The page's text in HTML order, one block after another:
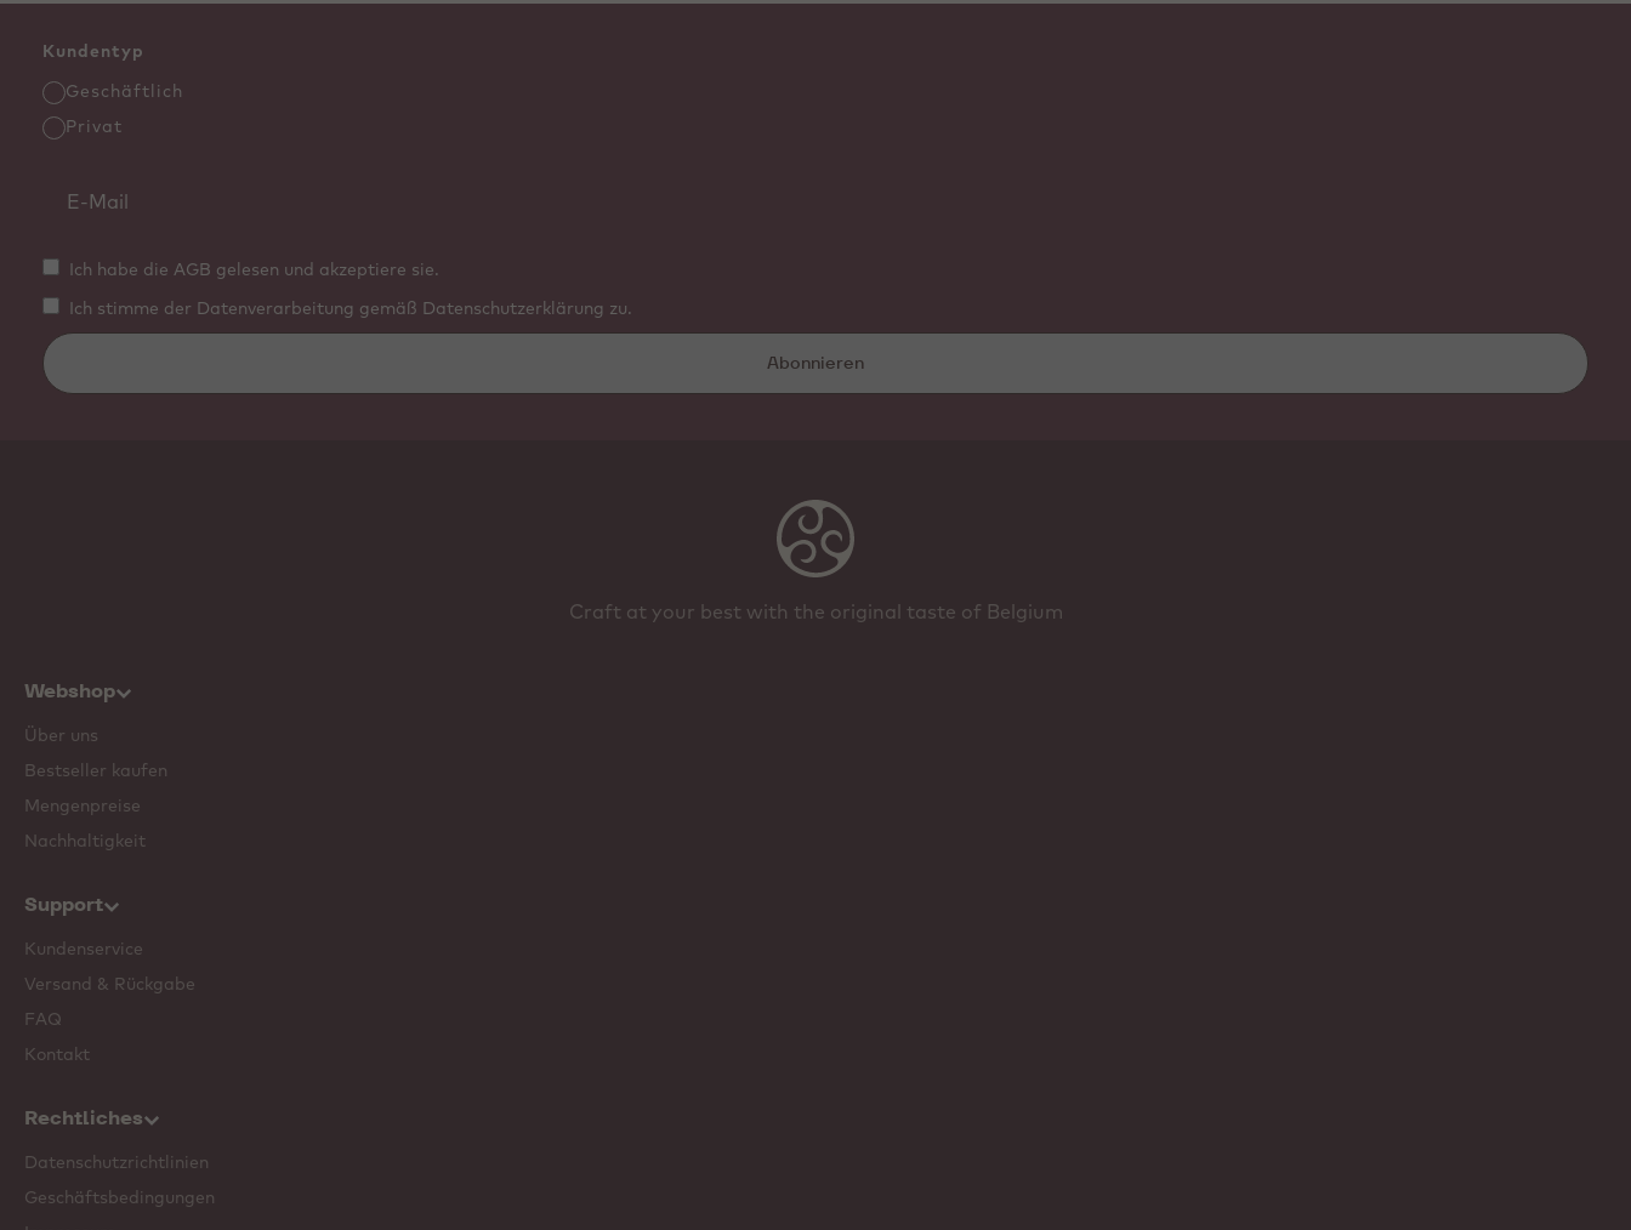
Kundentyp
Geschäftlich
Privat
Ich habe die AGB gelesen und akzeptiere sie.
Ich stimme der Datenverarbeitung gemäß Datenschutzerklärung zu.
Abonnieren
Craft at your best with the original taste of Belgium
Webshop
Über uns
Bestseller kaufen
Mengenpreise
Nachhaltigkeit
Support
Kundenservice
Versand & Rückgabe
FAQ
Kontakt
Rechtliches
Datenschutzrichtlinien
Geschäftsbedingungen